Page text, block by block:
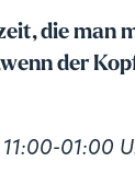
die man
der
01:00